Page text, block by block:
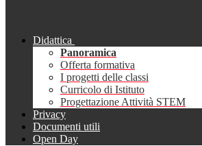
Didattica
Panoramica
Offerta formativa
I progetti delle classi
Curricolo di Istituto
Progettazione Attività STEM
Privacy
Documenti utili
Open Day